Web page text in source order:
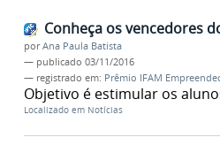
Conheça os vencedores
porAna Paula Batista
— publicado 03/11/2016
— registrado em: Prêmio IFAM
Objetivo é estimular os
Localizado em Notícias